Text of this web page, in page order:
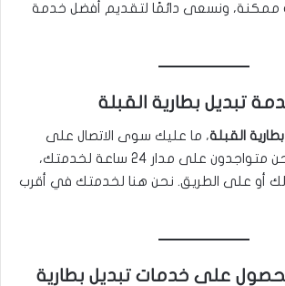
ممكنة، ونسعى دائمًا لتقديم أفضل خدمة
تبديل بطارية القبلة
القبلة، ما عليك سوى الاتصال على
. نحن متواجدون على مدار 24 ساعة لخدمتك،
أو على الطريق. نحن هنا لخدمتك في أقرب
للحصول على خدمات تبديل بطارية